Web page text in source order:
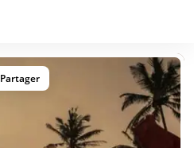
Partager